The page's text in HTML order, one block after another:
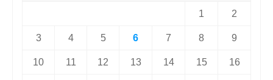
1 2
3 4 5 6 7 8 9
10 11 12 13 14 15 16